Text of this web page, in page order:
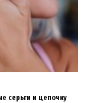
серьги и цепочку